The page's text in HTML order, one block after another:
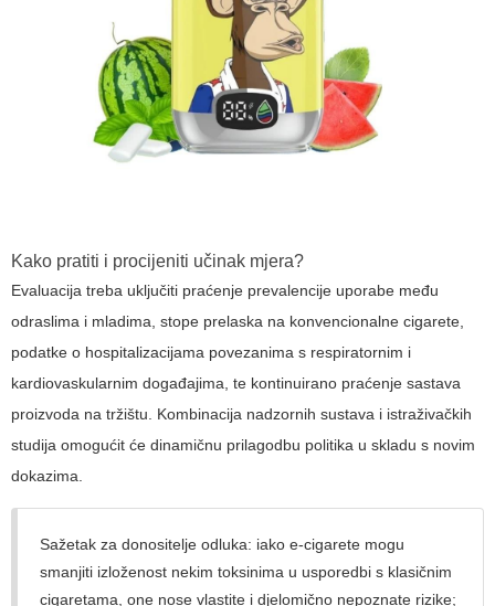
Kako pratiti i procijeniti učinak mjera?
Evaluacija treba uključiti praćenje prevalencije uporabe među
odraslima i mladima, stope prelaska na konvencionalne cigarete,
podatke o hospitalizacijama povezanima s respiratornim i
kardiovaskularnim događajima, te kontinuirano praćenje sastava
proizvoda na tržištu. Kombinacija nadzornih sustava i istraživačkih
studija omogućit će dinamičnu prilagodbu politika u skladu s novim
dokazima.
Sažetak za donositelje odluka: iako e-cigarete mogu
smanjiti izloženost nekim toksinima u usporedbi s klasičnim
cigaretama, one nose vlastite i djelomično nepoznate rizike;